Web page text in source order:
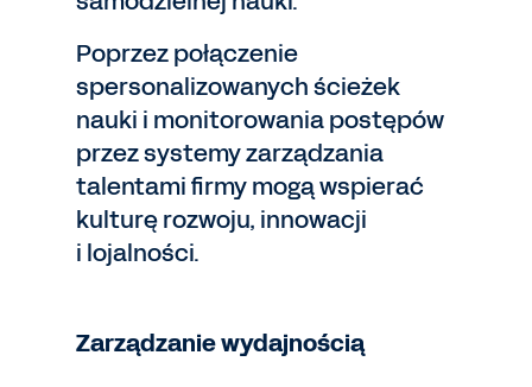
Poprzez połączenie
spersonalizowanych ścieżek
nauki i monitorowania postępów
przez systemy zarządzania
talentami firmy mogą wspierać
kulturę rozwoju, innowacji
i lojalności.
Zarządzanie wydajnością